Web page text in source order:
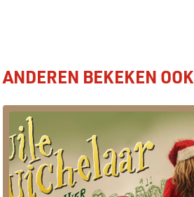
ANDEREN BEKEKEN OOK